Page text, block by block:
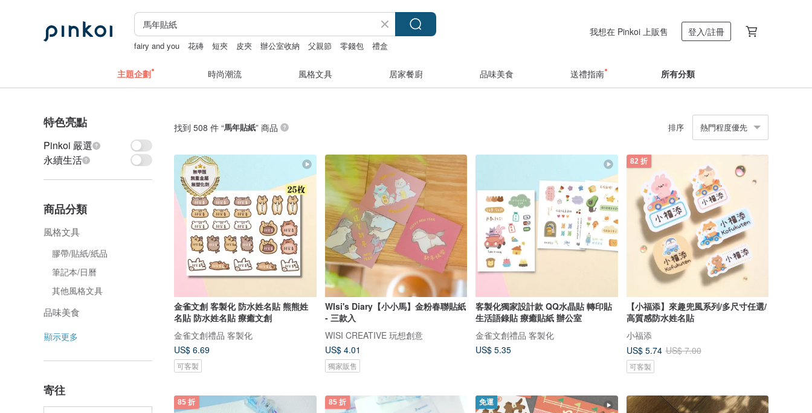
fairy and you 花磚 短夾 皮夾 辦公室收納 父親節 零錢包 禮盒
我想在 Pinkoi 上販售 登入/註冊
主題企劃 時尚潮流 風格文具 居家餐廚 品味美食 送禮指南 所有分類
特色亮點
Pinkoi 嚴選
永續生活
商品分類
風格文具
膠帶/貼紙/紙品
筆記本/日曆
其他風格文具
品味美食
顯示更多
寄往
找到 508 件 “馬年貼紙” 商品 排序 熱門程度優先
金雀文創 客製化 防水姓名貼 熊熊姓
名貼 防水姓名貼 療癒文創
金雀文創禮品 客製化
US$ 6.69
可客製
WIsi's Diary【小小馬】金粉春聯貼紙
- 三款入
WISI CREATIVE 玩想創意
US$ 4.01
獨家販售
客製化獨家設計款 QQ水晶貼 轉印貼
生活語錄貼 療癒貼紙 辦公室
金雀文創禮品 客製化
US$ 5.35
82 折
【小福添】來趣兜風系列/多尺寸任選/
高質感防水姓名貼
小福添
US$ 5.74 US$ 7.00
可客製
85 折 85 折 免運